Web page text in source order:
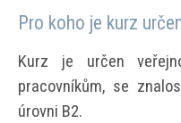
Pro koho je kurz
Kurz je určen
pracovníkům, se
úrovni B2.